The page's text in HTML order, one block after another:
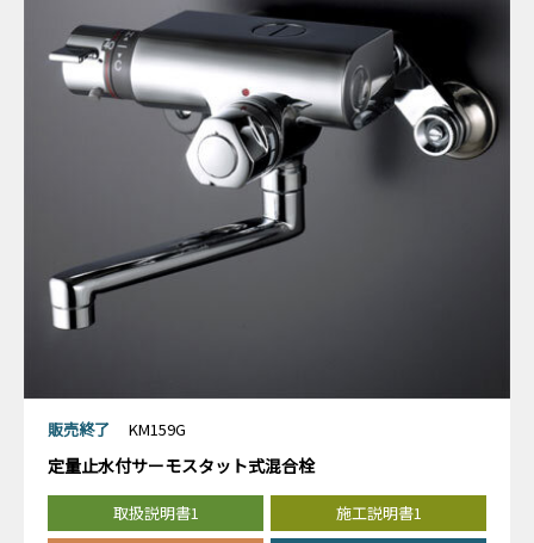
販売終了 KM159G
定量止水付サーモスタット式混合栓
取扱説明書1
施工説明書1